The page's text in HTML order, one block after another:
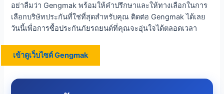
อย่าลืมว่า Gengmak พร้อมให้คำปรึกษาและให้ทางเลือกในการ
เลือกบริษัทประกันที่ใช่ที่สุดสำหรับคุณ ติดต่อ Gengmak ได้เลย
วันนี้เพื่อการซื้อประกันภัยรถยนต์ที่คุณจะอุ่นใจได้ตลอดเวลา
เข้าดูเว็บไซต์ Gengmak